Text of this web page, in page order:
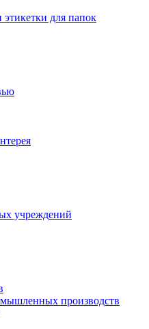
для папок
учреждений
производств